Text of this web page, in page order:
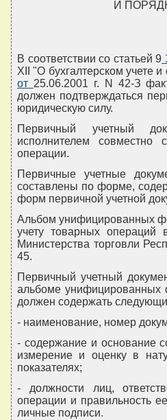
И
В соответствии со статьей 9
XII "О бухгалтерском учете и
от 25.06.2001 г. N 42-З
должен подтверждаться
юридическую силу.
Первичный учетный
исполнителем совместно
операции.
Первичные учетные
составлены по форме,
форм первичной учетной
Альбом унифицированных
учету товарных операций
Министерства торговли
45.
Первичный учетный
альбоме унифицированных
должен содержать
- наименование, номер
- содержание и основание
измерение и оценку в
показателях;
- должности лиц,
операции и правильность
личные подписи.